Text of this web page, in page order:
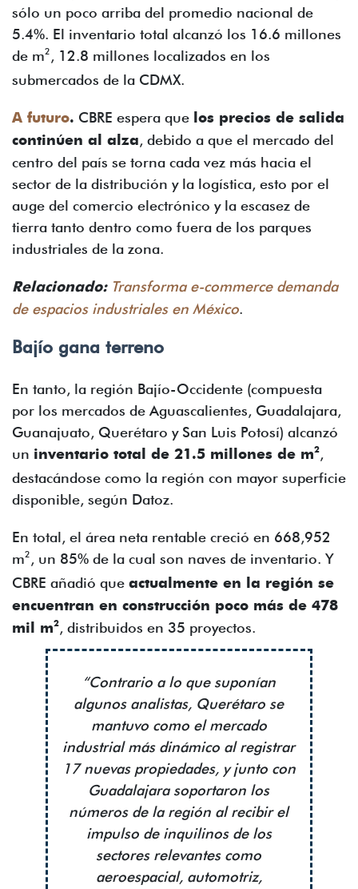
sólo un poco arriba del promedio nacional de
5.4%. El inventario total alcanzó los 16.6 millones
de m2 , 12.8 millones localizados en los
submercados de la CDMX.
A futuro. CBRE espera que los precios de salida
continúen al alza, debido a que el mercado del
centro del país se torna cada vez más hacia el
sector de la distribución y la logística, esto por el
auge del comercio electrónico y la escasez de
tierra tanto dentro como fuera de los parques
industriales de la zona.
Relacionado: Transforma e-commerce demanda
de espacios industriales en México.
Bajío gana terreno
En tanto, la región Bajío-Occidente (compuesta
por los mercados de Aguascalientes, Guadalajara,
Guanajuato, Querétaro y San Luis Potosí) alcanzó
un inventario total de 21.5 millones de m2,
destacándose como la región con mayor superficie
disponible, según Datoz.
En total, el área neta rentable creció en 668,952
m2 , un 85% de la cual son naves de inventario. Y
CBRE añadió que actualmente en la región se
encuentran en construcción poco más de 478
mil m2, distribuidos en 35 proyectos.
“Contrario a lo que suponían
algunos analistas, Querétaro se
mantuvo como el mercado
industrial más dinámico al registrar
17 nuevas propiedades, y junto con
Guadalajara soportaron los
números de la región al recibir el
impulso de inquilinos de los
sectores relevantes como
aeroespacial, automotriz,